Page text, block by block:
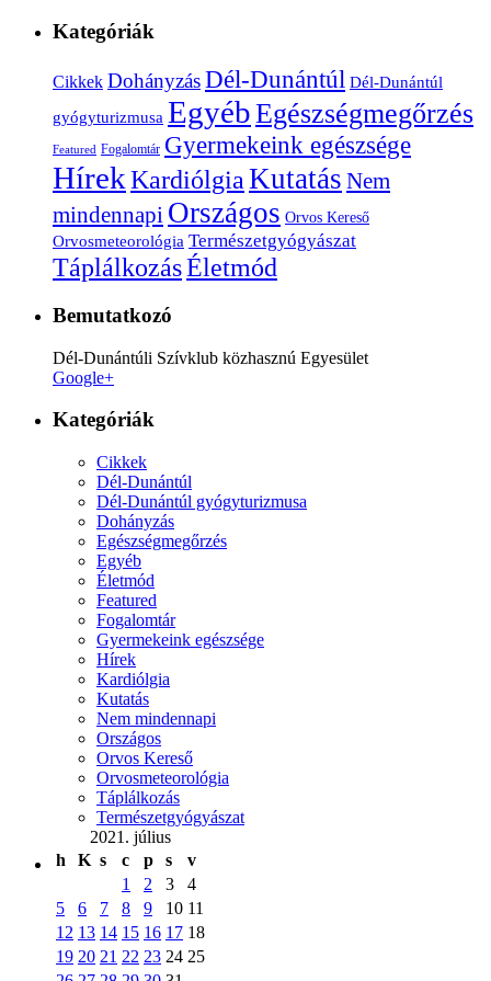
Kategóriák
Cikkek DohányzásDél-Dunántúl Dél-Dunántúl
gyógyturizmusa EgyébEgészségmegőrzés
Featured Fogalomtár Gyermekeink egészsége
HírekKardiólgia Kutatás Nem
mindennapi Országos Orvos Kereső
Orvosmeteorológia Természetgyógyászat
TáplálkozásÉletmód
Bemutatkozó
Dél-Dunántúli Szívklub közhasznú Egyesület
Google+
Kategóriák
Cikkek
Dél-Dunántúl
Dél-Dunántúl gyógyturizmusa
Dohányzás
Egészségmegőrzés
Egyéb
Életmód
Featured
Fogalomtár
Gyermekeink egészsége
Hírek
Kardiólgia
Kutatás
Nem mindennapi
Országos
Orvos Kereső
Orvosmeteorológia
Táplálkozás
Természetgyógyászat
2021. július
h
K s c p s
v
1
2 3
4
5
6 7 8 9 10 11
12 13 14 15 16 17 18
19 20 21 22 23 24 25